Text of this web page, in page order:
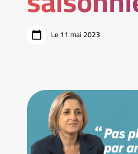
Le 11 mai 2023